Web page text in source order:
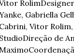
Gabriella
Vitor
de